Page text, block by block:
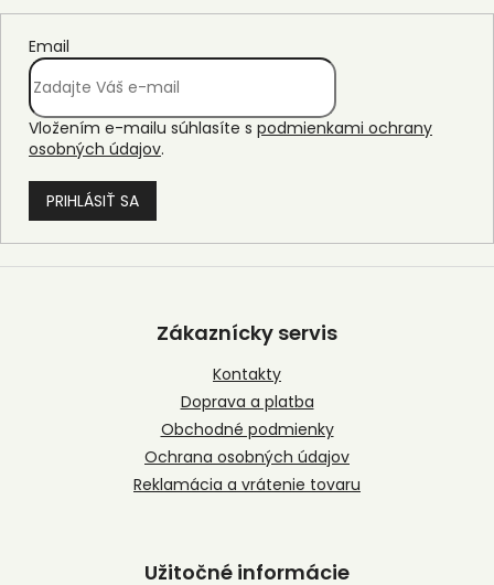
Email
Vložením e-mailu súhlasíte s podmienkami ochrany
osobných údajov.
PRIHLÁSIŤ SA
Z
Zákaznícky servis
Kontakty
Doprava a platba
Obchodné podmienky
Ochrana osobných údajov
Reklamácia a vrátenie tovaru
Užitočné informácie